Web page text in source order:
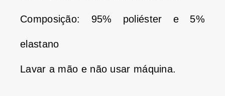
Composição: 95% poliéster e 5%
elastano
Lavar a mão e não usar máquina.